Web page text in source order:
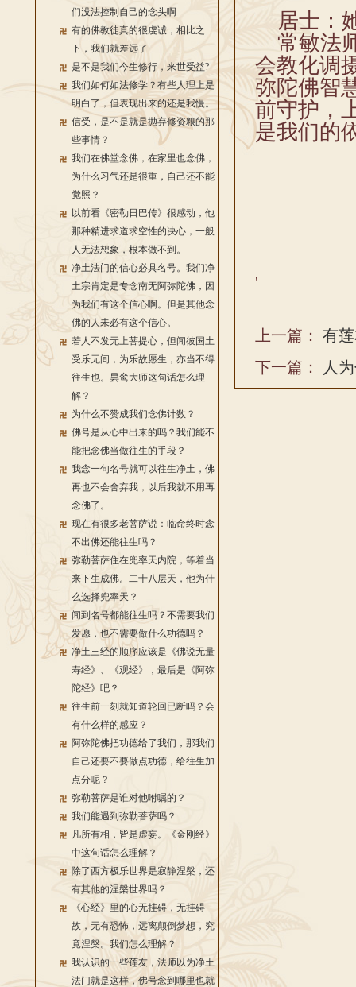
们没法控制自己的念头啊
有的佛教徒真的很虔诚，相比之
下，我们就差远了
是不是我们今生修行，来世受益?
我们如何如法修学？有些人理上是
明白了，但表现出来的还是我慢。
信受，是不是就是抛弃修资粮的那
些事情？
我们在佛堂念佛，在家里也念佛，
为什么习气还是很重，自己还不能
觉照？
以前看《密勒日巴传》很感动，他
那种精进求道求空性的决心，一般
人无法想象，根本做不到。
净土法门的信心必具名号。我们净
土宗肯定是专念南无阿弥陀佛，因
为我们有这个信心啊。但是其他念
佛的人未必有这个信心。
若人不发无上菩提心，但闻彼国土
受乐无间，为乐故愿生，亦当不得
往生也。昙鸾大师这句话怎么理
解？
为什么不赞成我们念佛计数？
佛号是从心中出来的吗？我们能不
能把念佛当做往生的手段？
我念一句名号就可以往生净土，佛
再也不会舍弃我，以后我就不用再
念佛了。
现在有很多老菩萨说：临命终时念
不出佛还能往生吗？
弥勒菩萨住在兜率天内院，等着当
来下生成佛。二十八层天，他为什
么选择兜率天？
闻到名号都能往生吗？不需要我们
发愿，也不需要做什么功德吗？
净土三经的顺序应该是《佛说无量
寿经》、《观经》，最后是《阿弥
陀经》吧？
往生前一刻就知道轮回已断吗？会
有什么样的感应？
阿弥陀佛把功德给了我们，那我们
自己还要不要做点功德，给往生加
点分呢？
弥勒菩萨是谁对他咐嘱的？
我们能遇到弥勒菩萨吗？
凡所有相，皆是虚妄。《金刚经》
中这句话怎么理解？
除了西方极乐世界是寂静涅槃，还
有其他的涅槃世界吗？
《心经》里的心无挂碍，无挂碍
故，无有恐怖，远离颠倒梦想，究
竟涅槃。我们怎么理解？
我认识的一些莲友，法师以为净土
法门就是这样，佛号念到哪里也就
居士：
常敏法
会教化调
弥陀佛智
前守护，
是我们的
'
上一篇： 有
下一篇：
人